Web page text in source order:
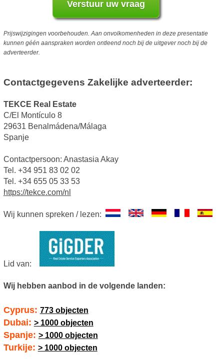
Prijswijzigingen voorbehouden. Aan onvolkomenheden in deze presentatie
kunnen géén aanspraken worden ontleend noch bij de uitgever noch bij de
adverteerder.
Contactgegevens Zakelijke adverteerder:
TEKCE Real Estate
C/El Montículo 8
29631 Benalmádena/Málaga
Spanje
Contactpersoon: Anastasia Akay
Tel. +34 951 83 02 02
Tel. +34 655 05 33 53
https://tekce.com/nl
Wij kunnen spreken / lezen:
Lid van:
Wij hebben aanbod in de volgende landen:
Cyprus: 773 objecten
Dubai: > 1000 objecten
Spanje: > 1000 objecten
Turkije: > 1000 objecten